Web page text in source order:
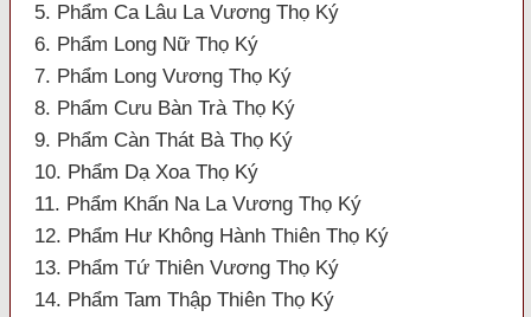
5. Phẩm Ca Lâu La Vương Thọ Ký
6. Phẩm Long Nữ Thọ Ký
7. Phẩm Long Vương Thọ Ký
8. Phẩm Cưu Bàn Trà Thọ Ký
9. Phẩm Càn Thát Bà Thọ Ký
10. Phẩm Dạ Xoa Thọ Ký
11. Phẩm Khấn Na La Vương Thọ Ký
12. Phẩm Hư Không Hành Thiên Thọ Ký
13. Phẩm Tứ Thiên Vương Thọ Ký
14. Phẩm Tam Thập Thiên Thọ Ký